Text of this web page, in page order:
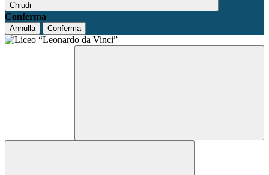
Chiudi
Conferma
Annulla Conferma